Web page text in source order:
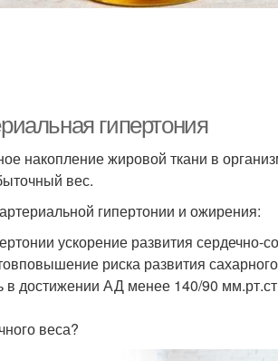
гипертония
накопление жировой ткани в
вес.
гипертонии и ожирения:
ускорение развития
риска развития
достижении АД менее 140/90
веса?